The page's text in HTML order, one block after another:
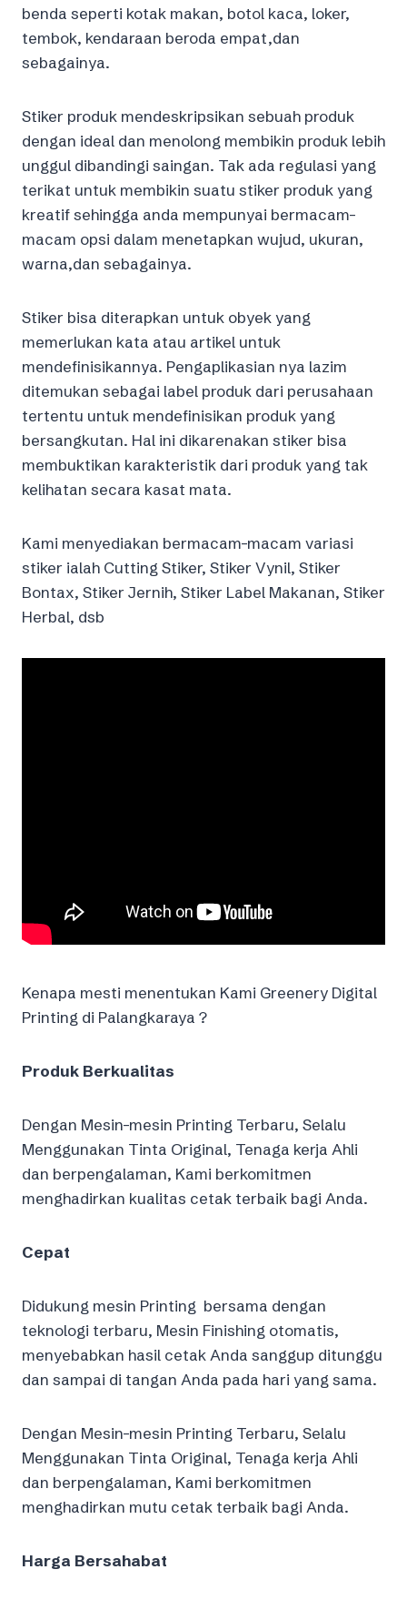
benda seperti kotak makan, botol kaca, loker,
tembok, kendaraan beroda empat,dan
sebagainya.
Stiker produk mendeskripsikan sebuah produk
dengan ideal dan menolong membikin produk lebih
unggul dibandingi saingan. Tak ada regulasi yang
terikat untuk membikin suatu stiker produk yang
kreatif sehingga anda mempunyai bermacam-
macam opsi dalam menetapkan wujud, ukuran,
warna,dan sebagainya.
Stiker bisa diterapkan untuk obyek yang
memerlukan kata atau artikel untuk
mendefinisikannya. Pengaplikasian nya lazim
ditemukan sebagai label produk dari perusahaan
tertentu untuk mendefinisikan produk yang
bersangkutan. Hal ini dikarenakan stiker bisa
membuktikan karakteristik dari produk yang tak
kelihatan secara kasat mata.
Kami menyediakan bermacam-macam variasi
stiker ialah Cutting Stiker, Stiker Vynil, Stiker
Bontax, Stiker Jernih, Stiker Label Makanan, Stiker
Herbal, dsb
Kenapa mesti menentukan Kami Greenery Digital
Printing di Palangkaraya ?
Produk Berkualitas
Dengan Mesin-mesin Printing Terbaru, Selalu
Menggunakan Tinta Original, Tenaga kerja Ahli
dan berpengalaman, Kami berkomitmen
menghadirkan kualitas cetak terbaik bagi Anda.
Cepat
Didukung mesin Printing bersama dengan
teknologi terbaru, Mesin Finishing otomatis,
menyebabkan hasil cetak Anda sanggup ditunggu
dan sampai di tangan Anda pada hari yang sama.
Dengan Mesin-mesin Printing Terbaru, Selalu
Menggunakan Tinta Original, Tenaga kerja Ahli
dan berpengalaman, Kami berkomitmen
menghadirkan mutu cetak terbaik bagi Anda.
Harga Bersahabat